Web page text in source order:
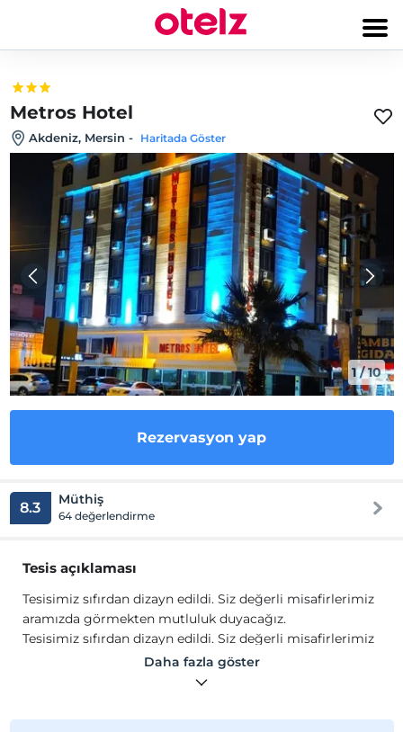
Metros Hotel
Akdeniz, Mersin - Haritada Göster
1/10
Rezervasyon yap
8.3 Müthiş
64 değerlendirme
Tesis açıklaması
Tesisimiz sıfırdan dizayn edildi. Siz değerli misafirlerimiz
aramızda görmekten mutluluk duyacağız.
Tesisimiz sıfırdan dizayn edildi. Siz değerli misafirlerimiz
aramızda görmekten mutluluk duyacağız.
Tesisimiz sıfırdan dizayn edildi. Siz değerli misafirlerimiz
Daha fazla göster